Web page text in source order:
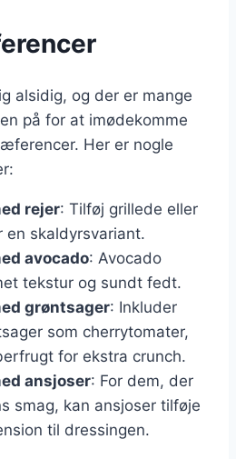
alsidig, og der er mange
på for at imødekomme
Her er nogle
rejer: Tilføj grillede eller
en skaldyrsvariant.
avocado: Avocado
tekstur og sundt fedt.
grøntsager: Inkluder
som cherrytomater,
for ekstra crunch.
ansjoser: For dem, der
smag, kan ansjoser tilføje
til dressingen.